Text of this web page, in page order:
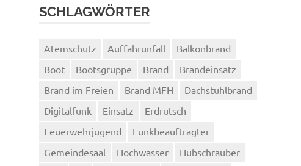
SCHLAGWÖRTER
Atemschutz Auffahrunfall
Balkonbrand
Boot
Bootsgruppe Brand
Brandeinsatz
Brand im Freien
Brand MFH
Dachstuhlbrand
Digitalfunk
Einsatz
Erdrutsch
Feuerwehrjugend
Funkbeauftragter
Gemeindesaal
Hochwasser
Hubschrauber